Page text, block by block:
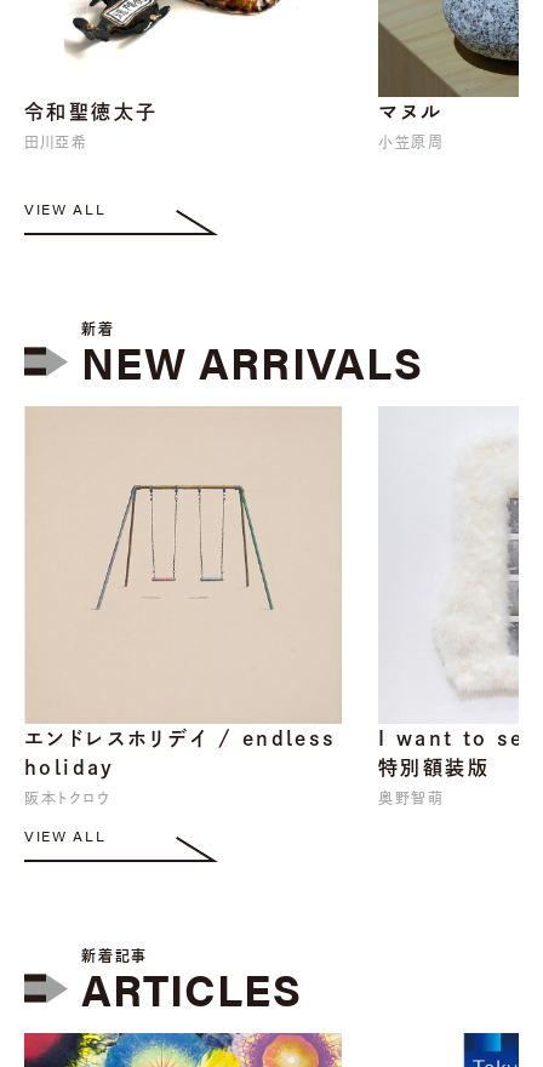
令和聖徳太子
田川亞希
マヌル
小笠原周
VIEW ALL
新着
NEW ARRIVALS
エンドレスホリデイ / endless
holiday
阪本トクロウ
I want to
特別額装版
奥野智萌
VIEW ALL
新着記事
ARTICLES